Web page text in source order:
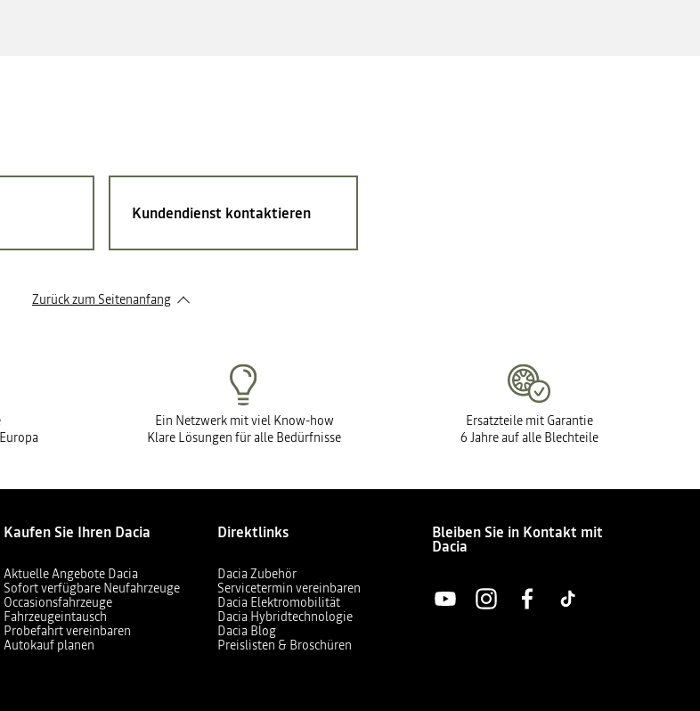
Kundendienst kontaktieren
Zurück zum Seitenanfang
Ein Netzwerk mit viel Know-how
Klare Lösungen für alle Bedürfnisse
Ersatzteile mit Garantie
6 Jahre auf alle Blechteile
Kaufen Sie Ihren Dacia
Aktuelle Angebote Dacia
Sofort verfügbare Neufahrzeuge
Occasionsfahrzeuge
Fahrzeugeintausch
Probefahrt vereinbaren
Autokauf planen
Direktlinks
Dacia Zubehör
Servicetermin vereinbaren
Dacia Elektromobilität
Dacia Hybridtechnologie
Dacia Blog
Preislisten & Broschüren
Bleiben Sie in Kontakt mit
Dacia